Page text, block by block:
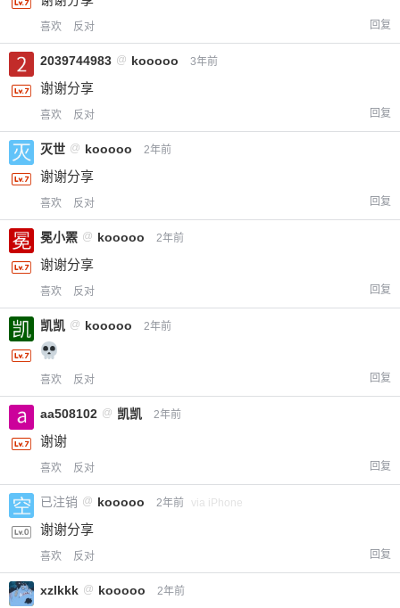
喜欢 反对 回复
2039744983 @ kooooo 3年前
谢谢分享
喜欢 反对 回复
灭世 @ kooooo 2年前
谢谢分享
喜欢 反对 回复
冕小罴 @ kooooo 2年前
谢谢分享
喜欢 反对 回复
凯凯 @ kooooo 2年前
喜欢 反对 回复
aa508102 @ 凯凯 2年前
谢谢
喜欢 反对 回复
已注销 @ kooooo 2年前 via iPhone
谢谢分享
喜欢 反对 回复
xzlkkk @ kooooo 2年前